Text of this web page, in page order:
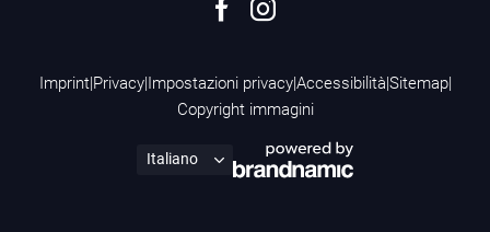
Imprint|Privacy|Impostazioni privacy|Accessibilità|Sitemap|
Copyright immagini